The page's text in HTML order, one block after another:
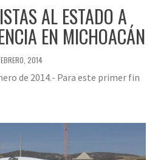
AL ESTADO A
EN MICHOACÁN
2014
de 2014.- Para este primer fin